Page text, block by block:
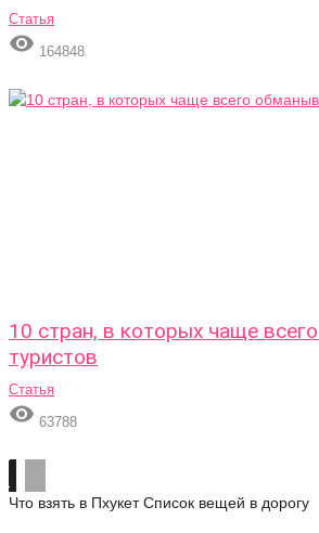
Статья
 164848
10 стран, в которых чаще
туристов
Статья
 63788
Что взять в Пхукет Список вещей в дорогу